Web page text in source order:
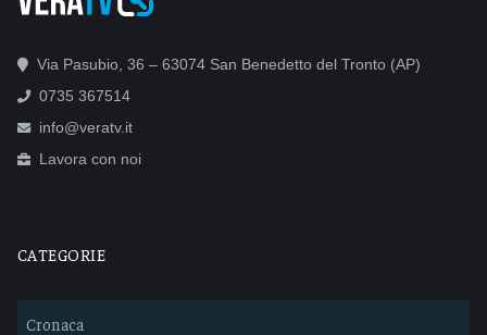
Via Pasubio, 36 – 63074 San Benedetto del Tronto (AP)
0735 367514
info@veratv.it
Lavora con noi
CATEGORIE
Cronaca